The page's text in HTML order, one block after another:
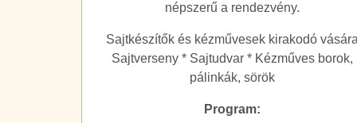
népszerű a rendezvény.
Sajtkészítők és kézművesek kirakodó vására
Sajtverseny * Sajtudvar * Kézműves borok,
pálinkák, sörök
Program: